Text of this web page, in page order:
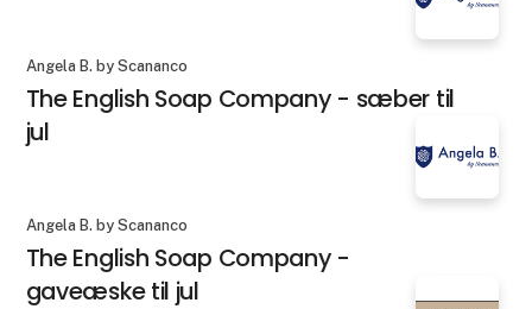
Angela B. by Scananco
The English Soap Company - sæber til
jul
Angela B. by Scananco
The English Soap Company -
gaveæske til jul